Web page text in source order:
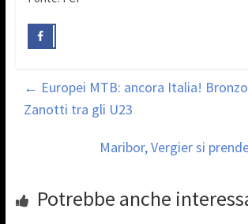
← Europei MTB: ancora Italia!
Zanotti tra gli U23
Maribor, Vergier si
Potrebbe anche